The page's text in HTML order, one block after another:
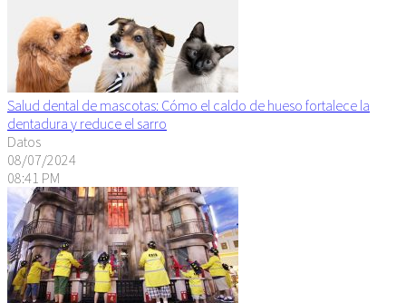
Salud dental de mascotas: Cómo el caldo de hueso fortalece la
dentadura y reduce el sarro
Datos
08/07/2024
08:41 PM